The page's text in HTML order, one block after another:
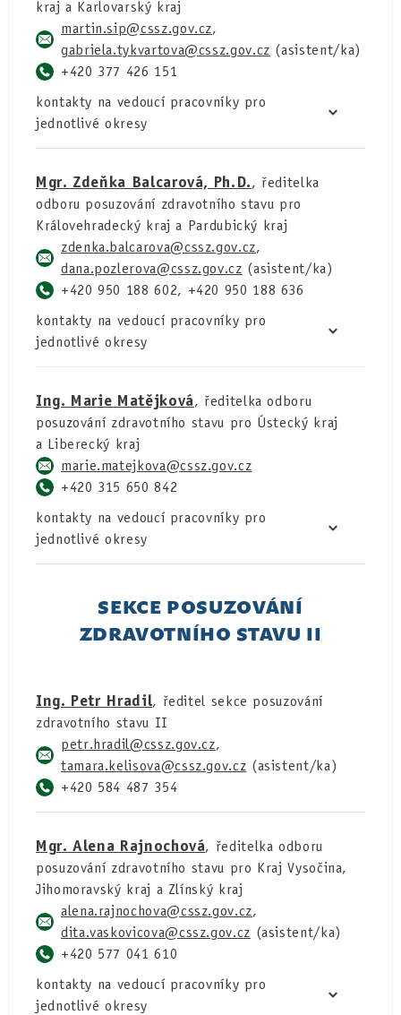
kraj a Karlovarský kraj
martin.sip
,
gabriela.tykvartova
(asistent/ka)
+420 377 426 151
kontakty na vedoucí pracovníky pro
jednotlivé okresy
Mgr. Zdeňka Balcarová, Ph.D., ředitelka
odboru posuzování zdravotního stavu pro
Královehradecký kraj a Pardubický kraj
zdenka.balcarova
,
dana.pozlerova
(asistent/ka)
+420 950 188 602, +420 950 188 636
kontakty na vedoucí pracovníky pro
jednotlivé okresy
Ing. Marie Matějková, ředitelka odboru
posuzování zdravotního stavu pro Ústecký kraj
a Liberecký kraj
marie.matejkova
+420 315 650 842
kontakty na vedoucí pracovníky pro
jednotlivé okresy
SEKCE POSUZOVÁNÍ
ZDRAVOTNÍHO STAVU II
Ing. Petr Hradil, ředitel sekce posuzování
zdravotního stavu II
petr.hradil
,
tamara.kelisova
(asistent/ka)
+420 584 487 354
Mgr. Alena Rajnochová, ředitelka odboru
posuzování zdravotního stavu pro Kraj Vysočina,
Jihomoravský kraj a Zlínský kraj
alena.rajnochova
,
dita.vaskovicova
(asistent/ka)
+420 577 041 610
kontakty na vedoucí pracovníky pro
jednotlivé okresy